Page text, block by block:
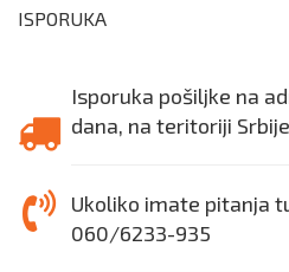
ISPORUKA
Isporuka pošiljke na
dana, na teritoriji
Ukoliko imate pitanja
060/6233-935